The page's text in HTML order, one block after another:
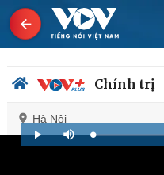
Chính trị
Hà Nội
Play Mute Loaded:
1.43%